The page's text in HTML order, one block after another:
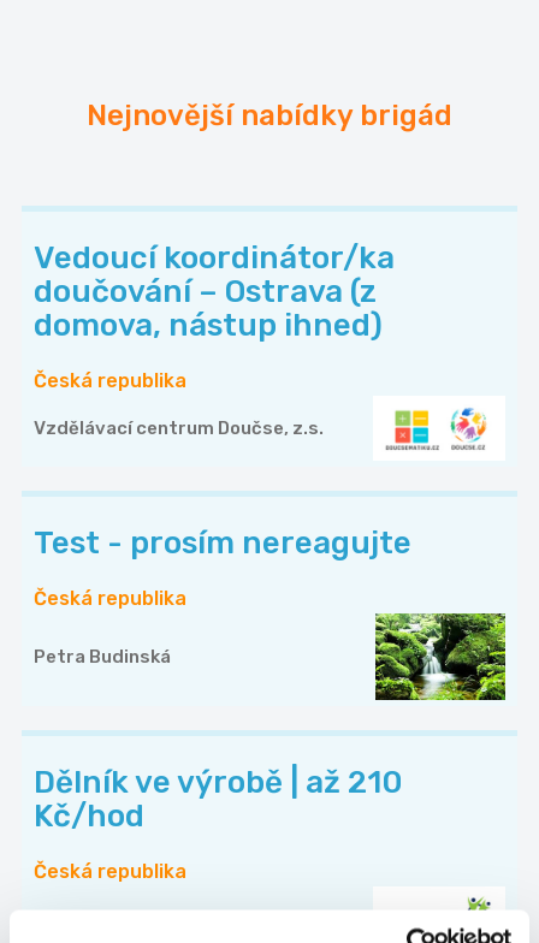
Nejnovější nabídky brigád
Vedoucí koordinátor/ka
doučování – Ostrava (z
domova, nástup ihned)
Česká republika
Vzdělávací centrum Doučse, z.s.
Test - prosím nereagujte
Česká republika
Petra Budinská
Dělník ve výrobě | až 210
Kč/hod
Česká republika